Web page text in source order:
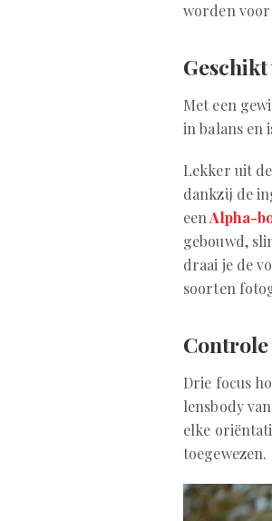
worden
Met een
in balans en
Lekker uit
dankzij de
eenAlpha-
gebouwd,
draai je de
soorten
Drie focus
lensbody
elke
toegewezen.